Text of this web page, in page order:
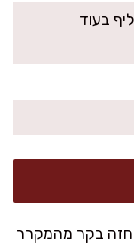
בעוד
בקר מהמקרר